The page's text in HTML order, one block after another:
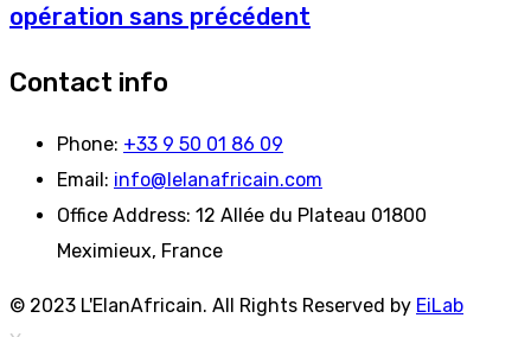
opération sans précédent
Contact info
Phone: +33 9 50 01 86 09
Email: info@lelanafricain.com
Office Address: 12 Allée du Plateau 01800
Meximieux, France
© 2023 L'ElanAfricain. All Rights Reserved by EiLab